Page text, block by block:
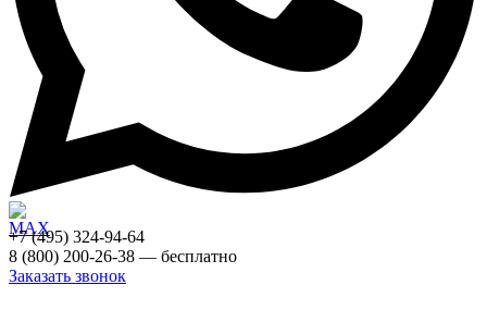
+7 (495) 324-94-64
8 (800) 200-26-38 — бесплатно
Заказать звонок